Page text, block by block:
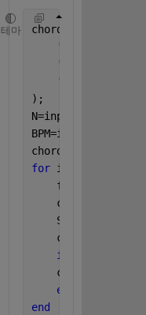
테마 chords = struct(
'name'
'start_sec'
'end_sec'
);
N=input(
BPM=input(
for i=1:N
    fprintf(
    Start=input(
if
chords(i-
end
end